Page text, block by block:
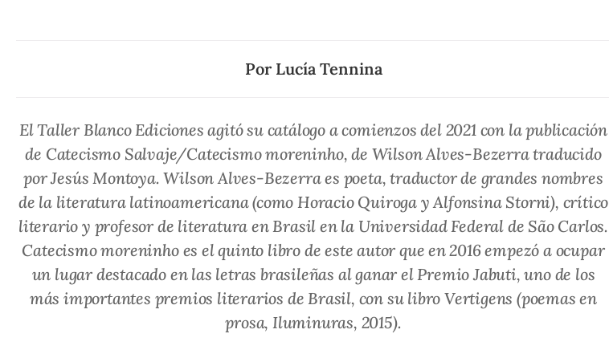
Por Lucía Tennina
El Taller Blanco Ediciones agitó su catálogo a comienzos del 2021 con la publicación
de Catecismo Salvaje/Catecismo moreninho, de Wilson Alves-Bezerra traducido
por Jesús Montoya. Wilson Alves-Bezerra es poeta, traductor de grandes nombres
de la literatura latinoamericana (como Horacio Quiroga y Alfonsina Storni), crítico
literario y profesor de literatura en Brasil en la Universidad Federal de São Carlos.
Catecismo moreninho es el quinto libro de este autor que en 2016 empezó a ocupar
un lugar destacado en las letras brasileñas al ganar el Premio Jabuti, uno de los
más importantes premios literarios de Brasil, con su libroVertigens (poemas en
prosa, Iluminuras, 2015).